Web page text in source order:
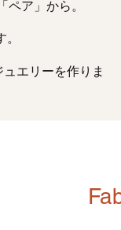
ア」から。
エリーを作りま